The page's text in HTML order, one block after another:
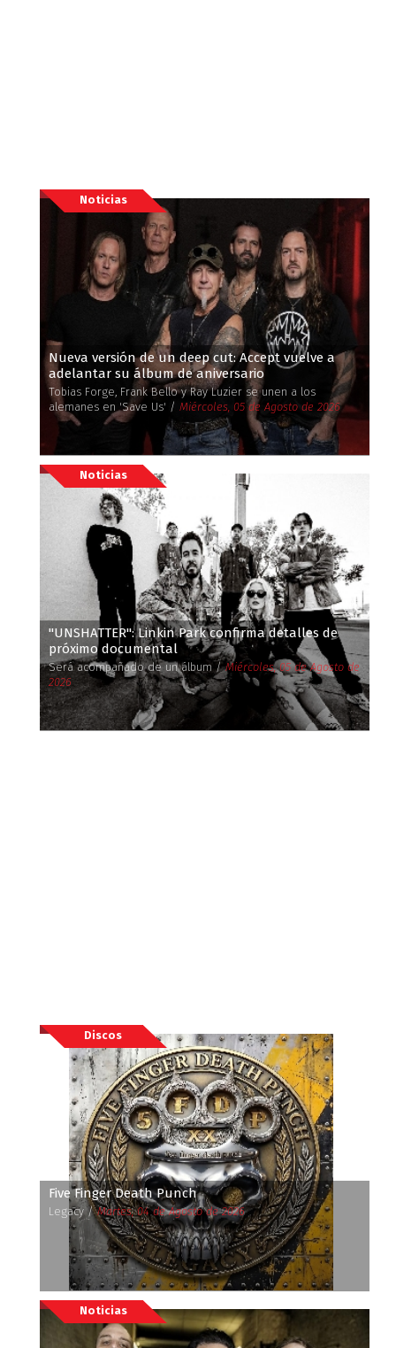
Noticias
Nueva versión de un deep cut: Accept vuelve a
adelantar su álbum de aniversario
Tobias Forge, Frank Bello y Ray Luzier se unen a los
alemanes en 'Save Us' / Miércoles, 05 de Agosto de 2026
Noticias
''UNSHATTER'': Linkin Park confirma detalles de
próximo documental
Será acompañado de un álbum /Miércoles, 05 de Agosto de
2026
Discos
Five Finger Death Punch
Legacy /Martes, 04 de Agosto de 2026
Noticias